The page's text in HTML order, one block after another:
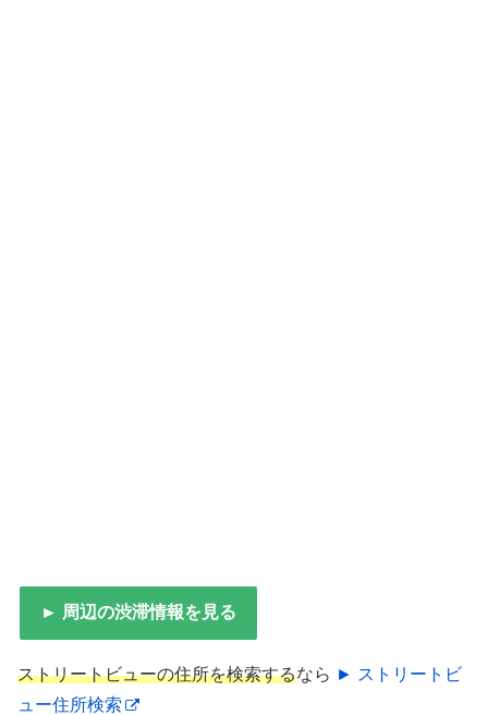
► 周辺の渋滞情報を見る
ストリートビューの住所を検索するなら ► ストリートビ
ュー住所検索